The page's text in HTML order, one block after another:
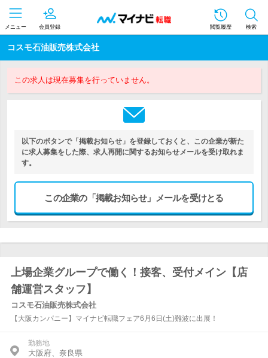
メニュー 会員登録 閲覧履歴 検索
コスモ石油販売株式会社
この求人は現在募集を行っていません。
以下のボタンで「掲載お知らせ」を登録しておくと、この企業が新た
に求人募集をした際、求人再開に関するお知らせメールを受け取れま
す。
この企業の「掲載お知らせ」メールを受けとる
上場企業グループで働く！接客、受付メイン【店
舗運営スタッフ】
コスモ石油販売株式会社
【大阪カンパニー】マイナビ転職フェア6月6日(土)難波に出展！
勤務地
大阪府、奈良県